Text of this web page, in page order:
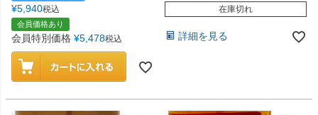
¥5,940税込
会員価格あり
会員特別価格 ¥5,478税込
在庫切れ
詳細を見る